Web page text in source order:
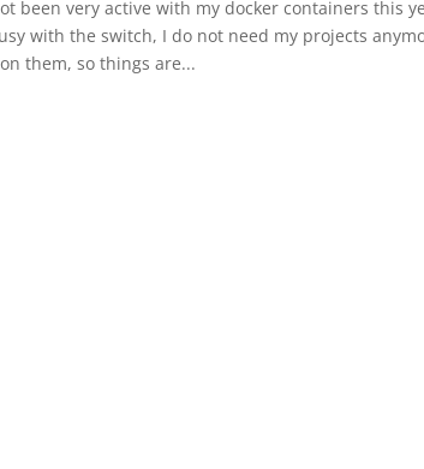
been very active with my docker containers this
with the switch, I do not need my projects
them, so things are...